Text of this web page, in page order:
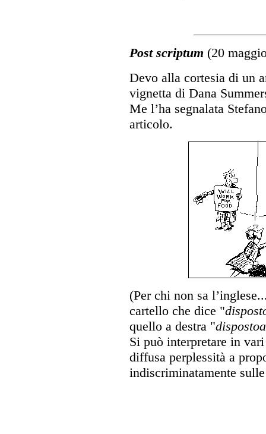
Post scriptum (20
Devo alla cortesia di un
vignetta di Dana
Me l’ha segnalata
articolo.
(Per chi non sa
cartello che dice "
quello a destra "
Si può interpretare in
diffusa perplessità a
indiscriminatamente